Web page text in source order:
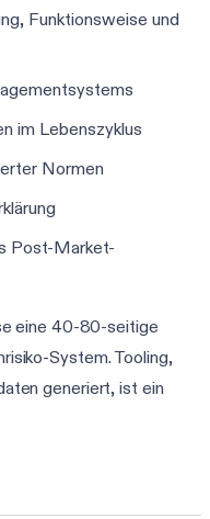
Funktionsweise und
im Lebenszyklus
Normen
Post-Market-
eine 40-80-seitige
System. Tooling,
generiert, ist ein